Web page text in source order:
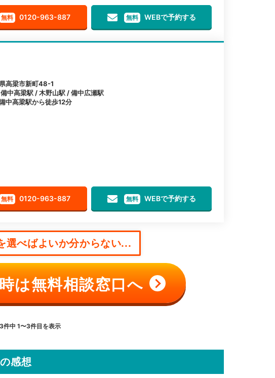
無料 0120-963-887 無料 WEBで予約する
高梁市新町48-1
中高梁駅 / 木野山駅 / 備中広瀬駅
中高梁駅から徒歩12分
無料 0120-963-887 無料 WEBで予約する
選べばよいか分からない...
は無料相談窓口へ
件中 1〜3件目を表示
感想